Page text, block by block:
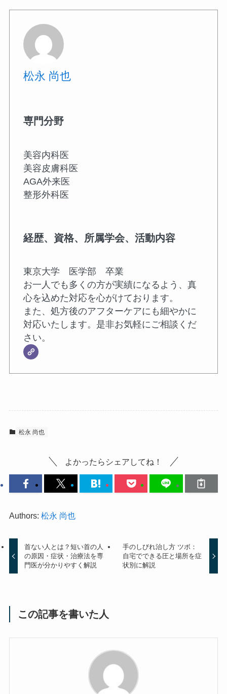
松永 尚也
専門分野
美容内科医
美容皮膚科医
AGA外来医
整形外科医
経歴、資格、所属学会、活動内容
東京大学 医学部 卒業
お一人でも多くの方が実績になるよう、真
心を込めた対応を心がけております。
また、処方後のアフターケアにも細やかに
対応いたします。是非お気軽にご相談くだ
さい。
松永 尚也
よかったらシェアしてね！
Authors: 松永 尚也
首ない人とは？短い首の人
の原因・症状・治療法を専
門医が分かりやすく解説
手のしびれ治し方 ツボ：
自宅でできる圧と場所を症
状別に解説
この記事を書いた人